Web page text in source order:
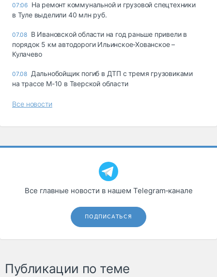
07:06 На ремонт коммунальной и грузовой спецтехники
в Туле выделили 40 млн руб.
07.08 В Ивановской области на год раньше привели в
порядок 5 км автодороги Ильинское-Хованское –
Кулачево
07.08 Дальнобойщик погиб в ДТП с тремя грузовиками
на трассе М-10 в Тверской области
Все новости
Все главные новости в нашем Telegram‑канале
ПОДПИСАТЬСЯ
Публикации по теме